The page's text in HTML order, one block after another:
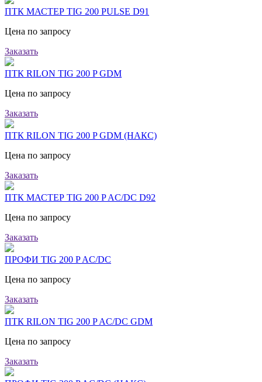
ПТК МАСТЕР TIG 200 PULSE D91
Цена по запросу
Заказать
ПТК RILON TIG 200 P GDM
Цена по запросу
Заказать
ПТК RILON TIG 200 P GDM (НАКС)
Цена по запросу
Заказать
ПТК МАСТЕР TIG 200 P AC/DC D92
Цена по запросу
Заказать
ПРОФИ TIG 200 P AC/DC
Цена по запросу
Заказать
ПТК RILON TIG 200 P AC/DC GDM
Цена по запросу
Заказать